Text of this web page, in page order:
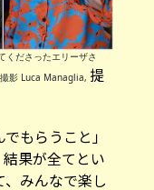
くださったエリーザさ
影 Luca Managlia, 提
もらうこと」
果が全てとい
みんなで楽し